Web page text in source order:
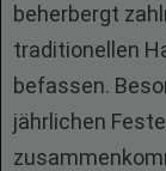
beherbergt
traditionellen
befassen.
jährlichen